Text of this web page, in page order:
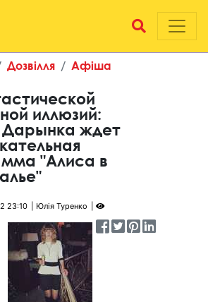
Дозвілля Афіша
иллюзий:
Дарынка ждет
"Алиса в
23:10 Юлія Туренко